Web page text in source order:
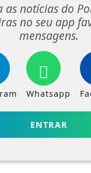
as notícias do
no seu app
mensagens.
Whatsapp
ENTRAR